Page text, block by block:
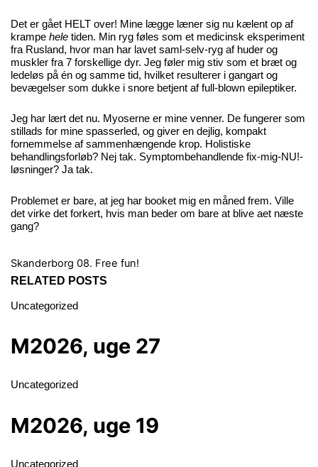
Det er gået HELT over! Mine lægge læner sig nu kælent op af
krampe heletiden. Min ryg føles som et medicinsk eksperiment
fra Rusland, hvor man har lavet saml-selv-ryg af huder og
muskler fra 7 forskellige dyr. Jeg føler mig stiv som et bræt og
ledeløs på én og samme tid, hvilket resulterer i gangart og
bevægelser som dukke i snore betjent af full-blown epileptiker.
Jeg har lært det nu. Myoserne er mine venner. De fungerer som
stillads for mine spasserled, og giver en dejlig, kompakt
fornemmelse af sammenhængende krop. Holistiske
behandlingsforløb? Nej tak. Symptombehandlende fix-mig-NU!-
løsninger? Ja tak.
Problemet er bare, at jeg har booket mig en måned frem. Ville
det virke det forkert, hvis man beder om bare at blive aet næste
gang?
Skanderborg 08. Free fun!
RELATED POSTS
Uncategorized
M2026, uge 27
Uncategorized
M2026, uge 19
Uncategorized